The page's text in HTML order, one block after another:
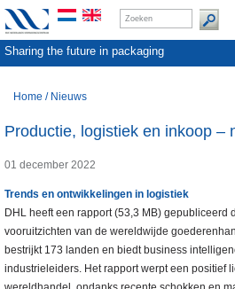
Sharing the future in packaging
Home / Nieuws
Productie, logistiek en inkoop –
01 december 2022
Trends en ontwikkelingen in logistiek
DHL heeft een rapport (53,3 MB) gepubliceerd
vooruitzichten van de wereldwijde
bestrijkt 173 landen en biedt business
industrieleiders. Het rapport werpt een positief